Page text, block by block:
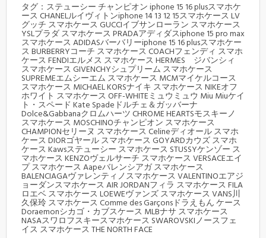
タグ：ステューシー チャンピオン iphone 15 16 plusスマホケ
ース CHANELルイヴィトンiphone 14 13 12 15スマホケース LV
グッチ スマホケース GUCCIイブサンローラン スマホケース
YSLプラダ スマホケース PRADAアディダスiphone 15 pro max
スマホケース ADIDASバーバリーiphone 15 16 plusスマホケー
ス BURBERRYコーチ スマホケース COACHフェンディ スマホ
ケース FENDIエルメス スマホケース HERMES ジバンシィ
スマホケース GIVENCHYシュプリーム スマホケース
SUPREMEエムシーエム スマホケース MCMマイケルコース
スマホケース MICHAEL KORSナイキ スマホケース NIKEオフ
ホワイト スマホケース OFF-WHITEミュウミュウ Miu Miuケイ
ト・スペード Kate Spadeドルチェ＆ガッバーナ
Dolce&Gabbanaクロムハーツ CHROME HEARTSモスキーノ
スマホケース MOSCHINOチャンピオン スマホケース
CHAMPIONセリーヌ スマホケース Celineディオール スマホ
ケース DIORゴヤール スマホケース GOYARDカウズ スマホ
ケース Kawsステューシー スマホケース STUSSYケンゾー ス
マホケース KENZOヴェルサーチ スマホケース VERSACEエイ
プ スマホケース Aapeバレンシアガ スマホケース
BALENCIAGAヴァレンティノスマホケース VALENTINOエアジ
ョーダンスマホケース AIR JORDANフィラ スマホケース FILA
ロエベ スマホケース LOEWEヴァンズ スマホケース VANS川
久保玲 スマホケース Comme des Garçonsドラえもん ケース
Doraemonシカゴ・カブスケース MLBナサ スマホケース
NASAスワロフスキースマホケース SWAROVSKIノースフェ
イス スマホケース THE NORTH FACE